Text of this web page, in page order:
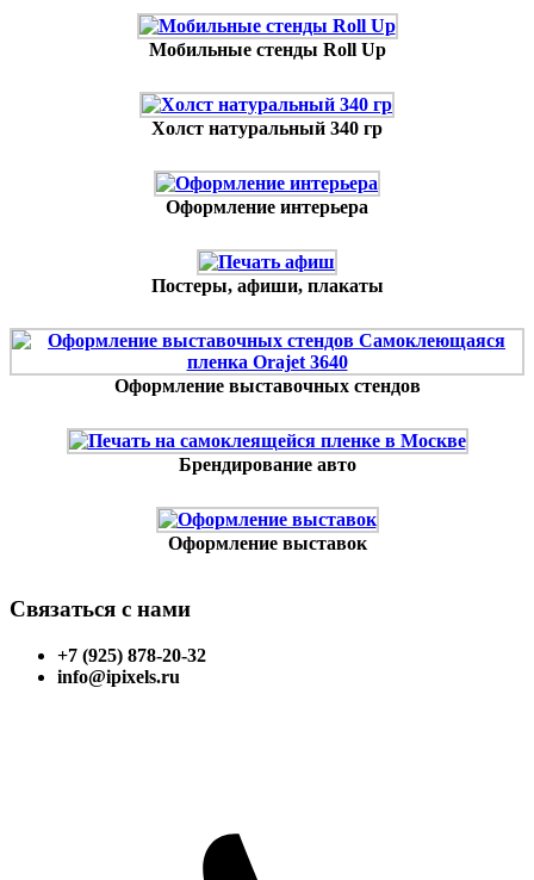
Мобильные стенды Roll Up
Холст натуральный 340 гр
Оформление интерьера
Постеры, афиши, плакаты
Оформление выставочных стендов
Брендирование авто
Оформление выставок
Связаться с нами
+7 (925) 878-20-32
info@ipixels.ru